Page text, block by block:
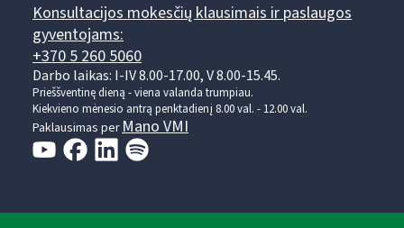
Konsultacijos mokesčių klausimais ir paslaugos
gyventojams:
+370 5 260 5060
Darbo laikas: I-IV 8.00-17.00, V 8.00-15.45.
Prieššventinę dieną - viena valanda trumpiau.
Kiekvieno mėnesio antrą penktadienį 8.00 val. - 12.00 val.
Paklausimas per Mano VMI